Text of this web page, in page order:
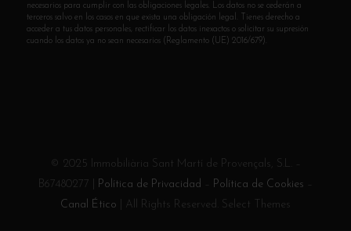
necesarios para cumplir con las obligaciones legales. Los datos no se cederán a
terceros salvo en los casos en que exista una obligación legal. Tienes derecho a
acceder a tus datos personales, rectificar los datos inexactos o solicitar su supresión
cuando los datos ya no sean necesarios (Reglamento (UE) 2016/679).
© 2025 Immobiliària Sant Martí de Provençals, S.L. –
B67480277 | Política de Privacidad Política de Cookies
Canal Ético | All Rights Reserved. Select Themes